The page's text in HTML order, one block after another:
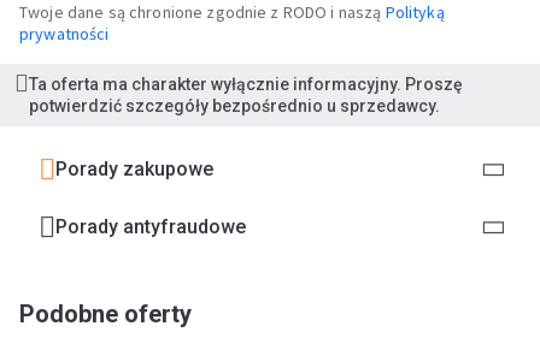
Twoje dane są chronione zgodnie z RODO i naszą Polityką
prywatności
Ta oferta ma charakter wyłącznie informacyjny. Proszę
potwierdzić szczegóły bezpośrednio u sprzedawcy.
Porady zakupowe
Porady antyfraudowe
Podobne oferty